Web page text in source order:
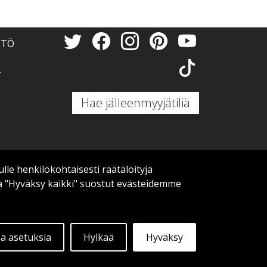
henkilökohtaisesti räätälöityjä
kaikki" suostut evästeidemme
Hyväksy
Hylkää
asetuksia
Hae jälleenmyyjätiliä